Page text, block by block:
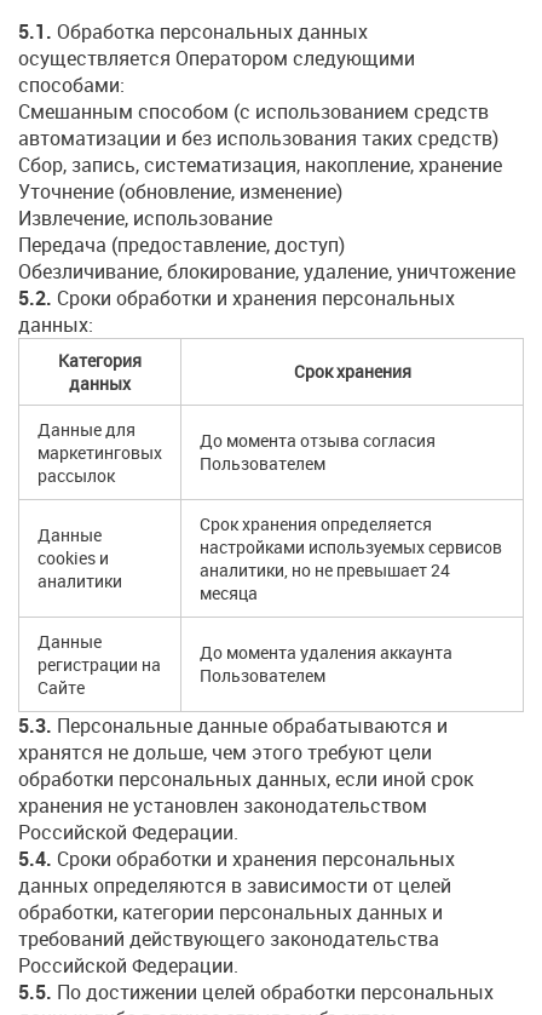
5.1. Обработка персональных данных
осуществляется Оператором следующими
способами:
Смешанным способом (с использованием средств
автоматизации и без использования таких средств)
Сбор, запись, систематизация, накопление, хранение
Уточнение (обновление, изменение)
Извлечение, использование
Передача (предоставление, доступ)
Обезличивание, блокирование, удаление, уничтожение
5.2. Сроки обработки и хранения персональных
данных:
Категория
данных
Срок хранения
Данные для
маркетинговых
рассылок
До момента отзыва согласия
Пользователем
Данные
cookies и
аналитики
Срок хранения определяется
настройками используемых сервисов
аналитики, но не превышает 24
месяца
Данные
регистрации на
Сайте
До момента удаления аккаунта
Пользователем
5.3. Персональные данные обрабатываются и
хранятся не дольше, чем этого требуют цели
обработки персональных данных, если иной срок
хранения не установлен законодательством
Российской Федерации.
5.4. Сроки обработки и хранения персональных
данных определяются в зависимости от целей
обработки, категории персональных данных и
требований действующего законодательства
Российской Федерации.
5.5. По достижении целей обработки персональных